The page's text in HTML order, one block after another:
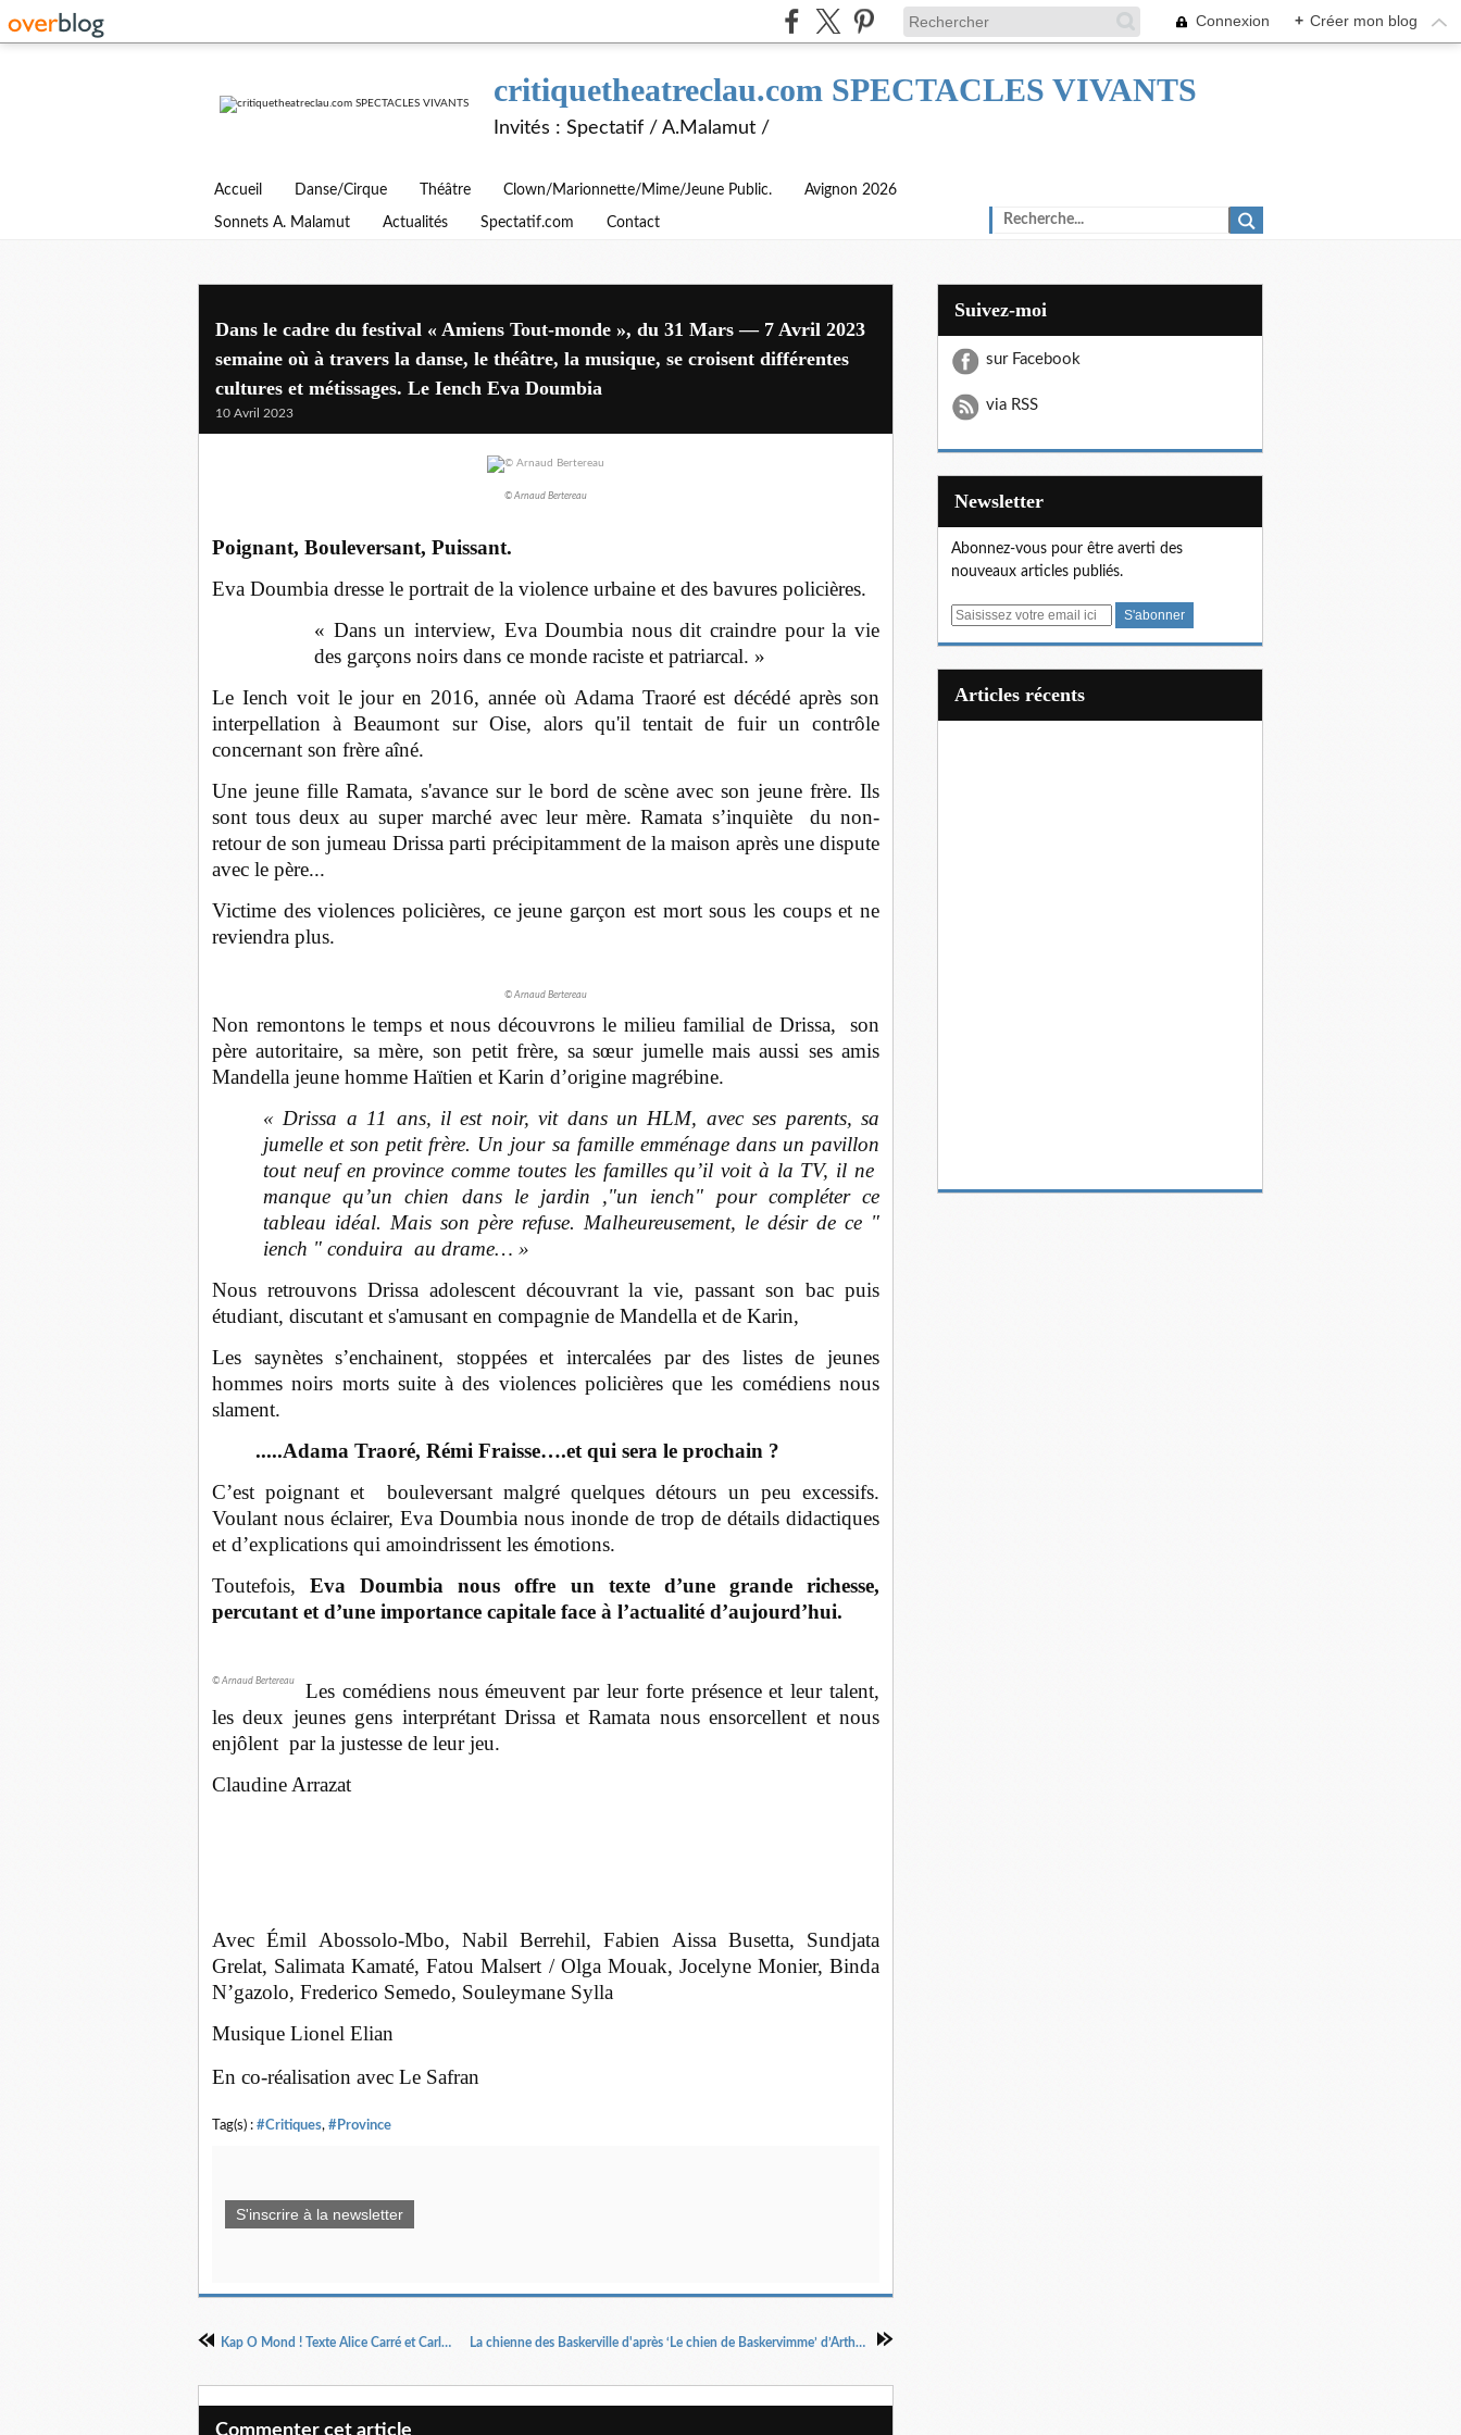
Connexion + Créer mon blog
critiquetheatreclau.com SPECTACLES VIVANTS
Invités : Spectatif / A.Malamut /
Accueil Danse/Cirque Théâtre Clown/Marionnette/Mime/Jeune Public. Avignon 2026
Sonnets A. Malamut Actualités Spectatif.com Contact
Dans le cadre du festival « Amiens Tout-monde », du 31 Mars — 7 Avril 2023
semaine où à travers la danse, le théâtre, la musique, se croisent différentes
cultures et métissages. Le Iench Eva Doumbia
10 Avril 2023
© Arnaud Bertereau
Poignant, Bouleversant, Puissant.
Eva Doumbia dresse le portrait de la violence urbaine et des bavures policières.
« Dans un interview, Eva Doumbia nous dit craindre pour la vie
des garçons noirs dans ce monde raciste et patriarcal. »
Le Iench voit le jour en 2016, année où Adama Traoré est décédéaprès son
interpellation à Beaumont sur Oise, alors qu'il tentait de fuir un contrôle
concernant son frère aîné.
Une jeune fille Ramata, s'avance sur le bord de scène avec son jeune frère. Ils
sont tous deux au super marché avec leur mère. Ramata s’inquiète du non-
retour de son jumeau Drissa parti précipitamment de la maison après une dispute
avec le père...
Victime des violences policières, ce jeune garçon est mort sous les coups et ne
reviendra plus.
© Arnaud Bertereau
Non remontons le temps et nous découvrons le milieu familial de Drissa, son
père autoritaire, sa mère, son petit frère, sa sœur jumelle mais aussi ses amis
Mandella jeune homme Haïtien et Karin d’origine magrébine.
« Drissa a 11 ans, il est noir, vit dans un HLM, avec ses parents, sa
jumelle et son petit frère. Un jour sa famille emménage dans un pavillon
tout neuf en province comme toutes les familles qu’il voit à la TV, il ne
manque qu’un chien dans le jardin ,"un iench" pour compléter ce
tableau idéal. Mais son père refuse. Malheureusement, le désir de ce "
iench " conduira au drame… »
Nous retrouvons Drissa adolescent découvrant la vie, passant son bac puis
étudiant, discutant et s'amusant en compagnie de Mandella et de Karin,
Les saynètes s’enchainent, stoppées et intercalées par des listes de jeunes
hommes noirs morts suite à des violences policières que les comédiens nous
slament.
.....Adama Traoré, Rémi Fraisse….et qui sera le prochain ?
C’est poignant et bouleversant malgré quelques détours un peu excessifs.
Voulant nous éclairer, Eva Doumbia nous inonde de trop de détails didactiques
et d’explications qui amoindrissent les émotions.
Toutefois,Eva Doumbia nous offre un texte d’une grande richesse,
percutant et d’une importance capitale face à l’actualité d’aujourd’hui.
© Arnaud Bertereau
Les comédiens nous émeuvent par leur forte présence et leur talent,
les deux jeunes gens interprétant Drissa et Ramata nous ensorcellent et nous
enjôlent par la justesse de leur jeu.
Claudine Arrazat
Avec Émil Abossolo-Mbo, Nabil Berrehil, Fabien Aissa Busetta, Sundjata
Grelat, Salimata Kamaté, Fatou Malsert / Olga Mouak, Jocelyne Monier, Binda
N’gazolo, Frederico Semedo, Souleymane Sylla
Musique Lionel Elian
En co-réalisation avec Le Safran
Tag(s) : #Critiques, #Province
S'inscrire à la newsletter
Kap O Mond ! Texte Alice Carré et Carlo Handy Charles Mise en scène Olivier Coulon-Jablonka La chienne des Baskerville d'après ‘Le chien de Baskervimme’ d’Arthur Conan Doyle. Texte de Hugues Duquesne et Olivier Mag. Mis en scène par Gwen Aduh
Commenter cet article
Suivez-moi
sur Facebook
via RSS
Newsletter
Abonnez-vous pour être averti des
nouveaux articles publiés.
E
articles récents